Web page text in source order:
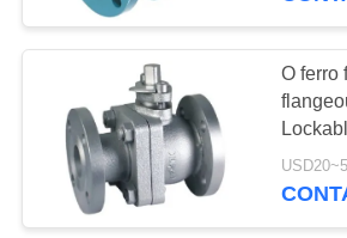
POLÍTICA
PRIVACIDADE
Válvula de
aço inoxidável
O ferro
válvula
válvula